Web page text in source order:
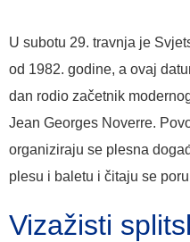
U subotu 29. travnja je
od 1982. godine, a ovaj
dan rodio začetnik
Jean Georges Noverre.
organiziraju se plesna
plesu i baletu i čitaju se
Vizažisti